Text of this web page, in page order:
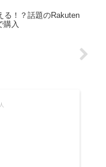
る！？話題のRakuten
購入